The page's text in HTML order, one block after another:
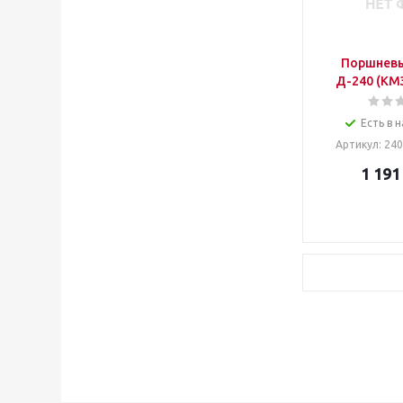
Д-240
Есть в
Артикул:
1 191